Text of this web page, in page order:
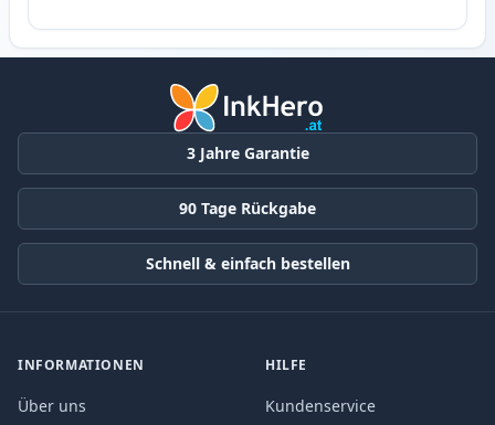
3 Jahre Garantie
90 Tage Rückgabe
Schnell & einfach bestellen
INFORMATIONEN
Über uns
HILFE
Kundenservice